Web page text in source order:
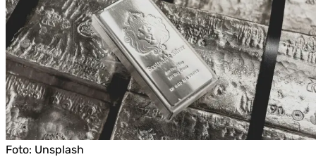
Foto: Unsplash